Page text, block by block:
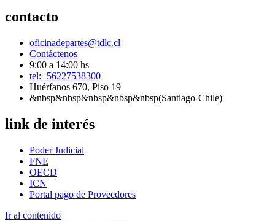
contacto
oficinadepartes@tdlc.cl
Contáctenos
9:00 a 14:00 hs
tel:+56227538300
Huérfanos 670, Piso 19
&nbsp&nbsp&nbsp&nbsp&nbsp(Santiago-Chile)
link de interés
Poder Judicial
FNE
OECD
ICN
Portal pago de Proveedores
Ir al contenido